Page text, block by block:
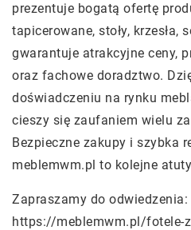
prezentuje bogatą ofertę
tapicerowane, stoły, krzesła,
gwarantuje atrakcyjne ceny,
oraz fachowe doradztwo.
doświadczeniu na rynku
cieszy się zaufaniem wielu
Bezpieczne zakupy i szybka
meblemwm.pl to kolejne
Zapraszamy do odwiedzenia:
https://meblemwm.pl/fotele-